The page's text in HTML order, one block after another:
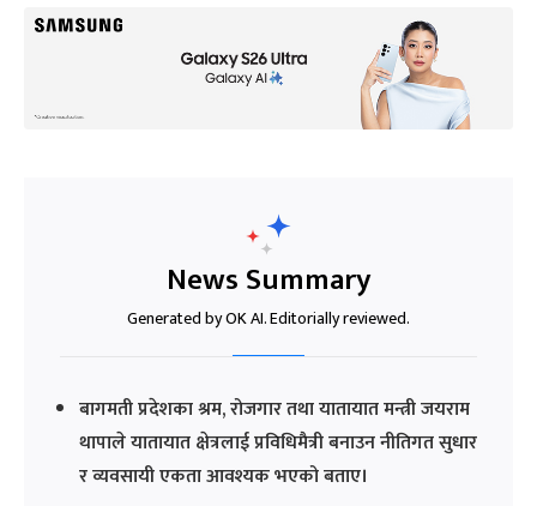
News Summary
Generated by OK AI. Editorially reviewed.
बागमती प्रदेशका श्रम, रोजगार तथा यातायात मन्त्री जयराम
थापाले यातायात क्षेत्रलाई प्रविधिमैत्री बनाउन नीतिगत सुधार
र व्यवसायी एकता आवश्यक भएको बताए।